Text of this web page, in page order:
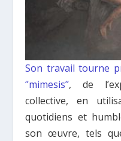
Son travail tourne
‘’mimesis’’, de
collective, en
quotidiens et
son œuvre, tels